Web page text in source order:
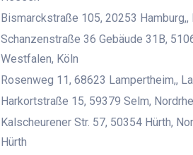
Bismarckstraße 105, 20253 Hamburg,,
Schanzenstraße 36 Gebäude 31B,
Westfalen, Köln
Rosenweg 11, 68623 Lampertheim,,
Harkortstraße 15, 59379 Selm,
Kalscheurener Str. 57, 50354 Hürth,
Hürth